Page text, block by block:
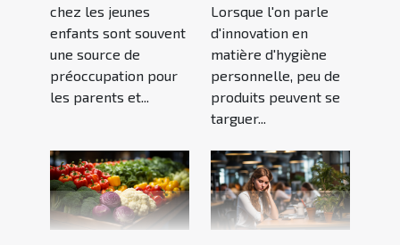
chez les jeunes
enfants sont souvent
une source de
préoccupation pour
les parents et...
Lorsque l'on parle
d'innovation en
matière d'hygiène
personnelle, peu de
produits peuvent se
targuer...